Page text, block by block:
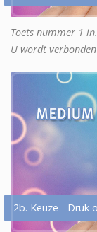
Toets nummer 1 in.
U wordt
2b. Keuze - Druk